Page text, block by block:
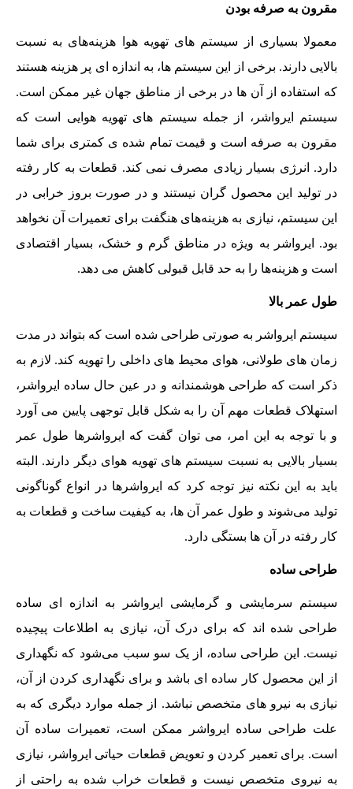
مقرون به صرفه بودن
معمولا بسیاری از سیستم های تهویه هوا هزینه‌های به نسبت
بالایی دارند. برخی از این سیستم ها، به اندازه ای پر هزینه هستند
که استفاده از آن ها در برخی از مناطق جهان غیر ممکن است.
سیستم ایرواشر، از جمله سیستم های تهویه هوایی است که
مقرون به صرفه است و قیمت تمام شده ی کمتری برای شما
دارد. انرژی بسیار زیادی مصرف نمی کند. قطعات به کار رفته
در تولید این محصول گران نیستند و در صورت بروز خرابی در
این سیستم، نیازی به هزینه‌های هنگفت برای تعمیرات آن نخواهد
بود. ایرواشر به ویژه در مناطق گرم و خشک، بسیار اقتصادی
است و هزینه‌ها را به حد قابل قبولی کاهش می دهد.
طول عمر بالا
سیستم ایرواشر به صورتی طراحی شده است که بتواند در مدت
زمان های طولانی، هوای محیط های داخلی را تهویه کند. لازم به
ذکر است که طراحی هوشمندانه و در عین حال ساده ایرواشر،
استهلاک قطعات مهم آن را به شکل قابل توجهی پایین می آورد
و با توجه به این امر، می توان گفت که ایرواشرها طول عمر
بسیار بالایی به نسبت سیستم های تهویه هوای دیگر دارند. البته
باید به این نکته نیز توجه کرد که ایرواشرها در انواع گوناگونی
تولید می‌شوند و طول عمر آن ها، به کیفیت ساخت و قطعات به
کار رفته در آن ها بستگی دارد.
طراحی ساده
سیستم سرمایشی و گرمایشی ایرواشر به اندازه ای ساده
طراحی شده اند که برای درک آن، نیازی به اطلاعات پیچیده
نیست. این طراحی ساده، از یک سو سبب می‌شود که نگهداری
از این محصول کار ساده ای باشد و برای نگهداری کردن از آن،
نیازی به نیرو های متخصص نباشد. از جمله موارد دیگری که به
علت طراحی ساده ایرواشر ممکن است، تعمیرات ساده آن
است. برای تعمیر کردن و تعویض قطعات حیاتی ایرواشر، نیازی
به نیروی متخصص نیست و قطعات خراب شده به راحتی از